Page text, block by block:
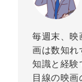
毎週末、映
画は数知れ
知識と経験
目線の映